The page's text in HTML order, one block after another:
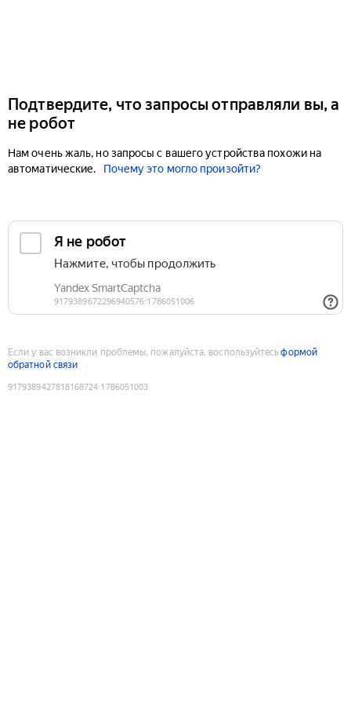
Подтвердите, что запросы отправляли вы, а
не робот
Нам очень жаль, но запросы с вашего устройства похожи на
автоматические.
Почему это могло произойти?
Если у вас возникли проблемы, пожалуйста, воспользуйтесьформой
обратной связи
9179389427818168724:1786051003